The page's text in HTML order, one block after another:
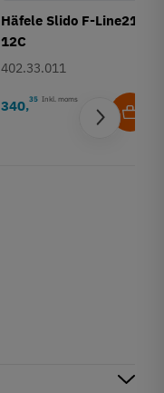
Häfele Slido F-Line21
12C
402.33.011
340,35 Inkl. moms